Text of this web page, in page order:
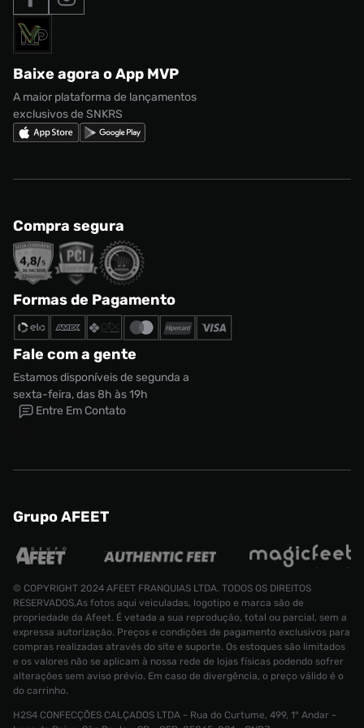
Tênis
Acessórios
Marcas
adidas Adi2000
adidas Campus
Nike Shox
Termos de uso
Política de privacidade
Regulamento CRM/ CASHBACK
Regulamento Cupom
Formas de Pagamento
Solicite seus dados
Baixe agora o App MVP
A maior plataforma de lançamentos
exclusivos de SNKRS
Compra segura
Formas de Pagamento
Fale com a gente
Estamos disponíveis de segunda a
sexta-feira, das 8h às 19h
Entre Em Contato
Grupo AFEET
© COPYRIGHT 2024 AFEET FRANQUIAS LTDA. TODOS OS DIREITOS
RESERVADOS.As fotos aqui veiculadas, logotipo e marca são de
propriedade da Afeet. É vetada a sua reprodução, total ou parcial, sem a
expressa autorização. Preços e condições de pagamento exclusivos para
compras realizadas através do site e suporte. Os estoques são limitados
e os valores não se aplicam à nossa rede de lojas físicas podendo sofrer
alterações sem aviso prévio. Em caso de divergência, o preço válido é o
do carrinho.
H2S4 CONFECÇÕES CALÇADOS LTDA - Rua do Curtume, 499, 1° Andar -